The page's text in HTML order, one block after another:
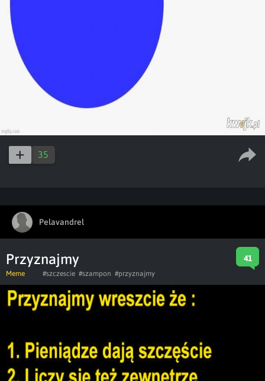
35
Pelavandrel
Przyznajmy 41
Meme #szczescie #szampon #przyznajmy